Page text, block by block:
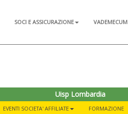
SOCI E ASSICURAZIONE VADEMECUM
Uisp Lombardia
EVENTI SOCIETA' AFFILIATE FORMAZIONE